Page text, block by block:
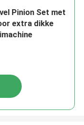
Pinion Set met
extra dikke